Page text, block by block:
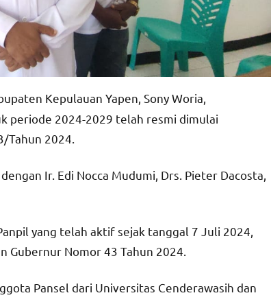
Kepulauan Yapen, Sony Woria,
periode 2024-2029 telah resmi dimulai
Tahun 2024.
Ir. Edi Nocca Mudumi, Drs. Pieter Dacosta,
yang telah aktif sejak tanggal 7 Juli 2024,
Nomor 43 Tahun 2024.
Pansel dari Universitas Cenderawasih dan